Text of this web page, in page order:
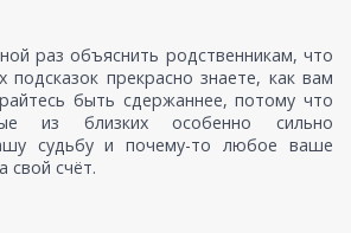
раз объяснить родственникам, что
прекрасно знаете, как вам
быть сдержаннее, потому что
из близких особенно сильно
судьбу и почему-то любое ваше
свой счёт.